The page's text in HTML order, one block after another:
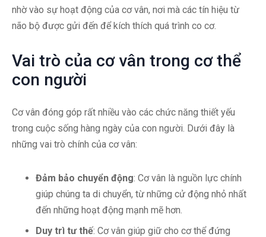
nhờ vào sự hoạt động của cơ vân, nơi mà các tín hiệu từ
não bộ được gửi đến để kích thích quá trình co cơ.
Vai trò của cơ vân trong cơ thể
con người
Cơ vân đóng góp rất nhiều vào các chức năng thiết yếu
trong cuộc sống hàng ngày của con người. Dưới đây là
những vai trò chính của cơ vân:
Đảm bảo chuyển động: Cơ vân là nguồn lực chính
giúp chúng ta di chuyển, từ những cử động nhỏ nhất
đến những hoạt động mạnh mẽ hơn.
Duy trì tư thế: Cơ vân giúp giữ cho cơ thể đứng